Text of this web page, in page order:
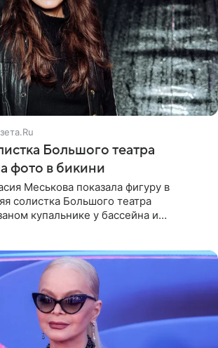
Большого театра
фото в бикини
Меськова показала фигуру в
солистка Большого театра
купальнике у бассейна и